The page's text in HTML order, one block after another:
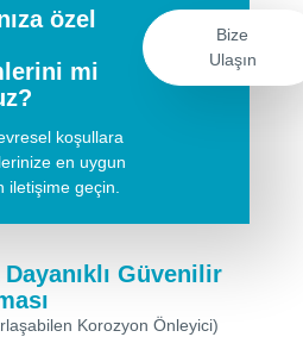
özel
mi
koşullara
en uygun
iletişime geçin
Bize
Ulaşın
Güvenilir
Korozyon Önleyici)